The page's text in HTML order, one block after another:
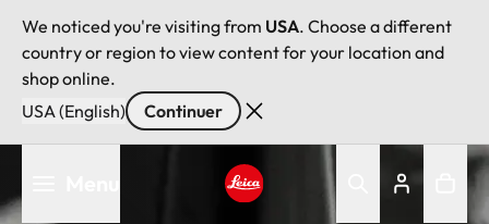
We noticed you're visiting from USA. Choose a different
country or region to view content for your location and
shop online.
USA (English)
Continuer
contenu